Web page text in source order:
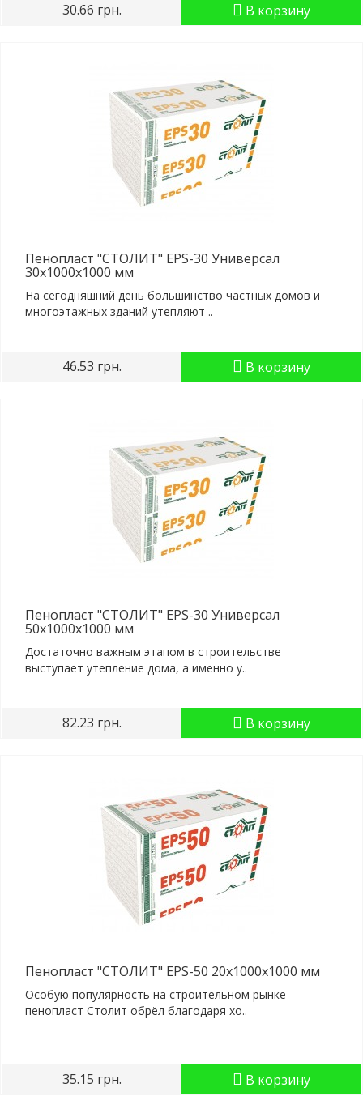
30.66 грн. В корзину
Пенопласт "СТОЛИТ" EPS-30 Универсал
30x1000x1000 мм
На сегодняшний день большинство частных домов и
многоэтажных зданий утепляют ..
46.53 грн. В корзину
Пенопласт "СТОЛИТ" EPS-30 Универсал
50x1000x1000 мм
Достаточно важным этапом в строительстве
выступает утепление дома, а именно у..
82.23 грн. В корзину
Пенопласт "СТОЛИТ" EPS-50 20x1000x1000 мм
Особую популярность на строительном рынке
пенопласт Столит обрёл благодаря хо..
35.15 грн. В корзину